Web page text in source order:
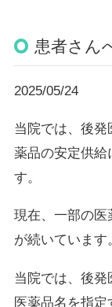
患者さん
2025/05/24
当院では、後
薬品の安定供給
す。
現在、一部の医
が続いています。
当院では、後
医薬品名を指